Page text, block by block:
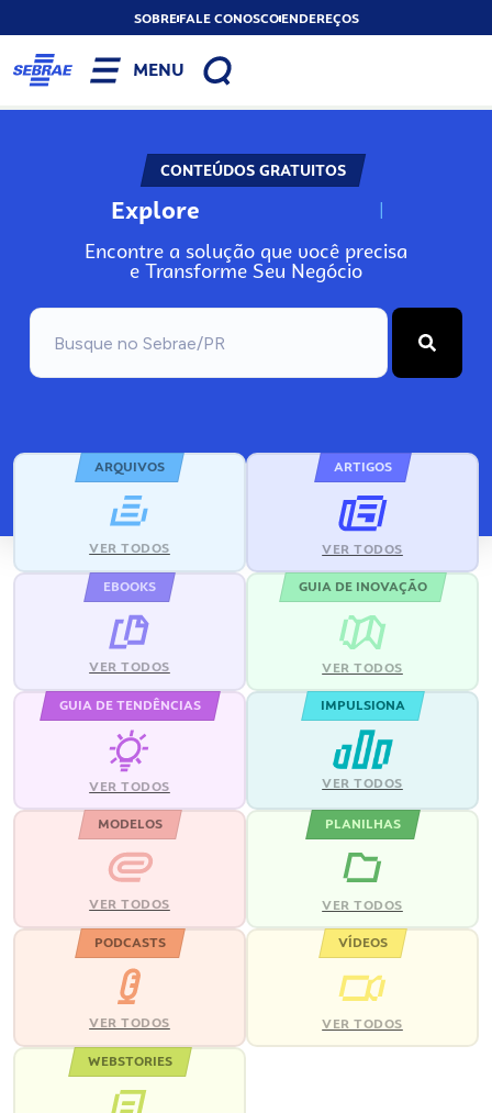
SOBREFALE CONOSCOENDEREÇOS
MENU
CONTEÚDOS GRATUITOS
Explore N
Encontre a solução que você precisa
e Transforme Seu Negócio
ARQUIVOS
VER TODOS
ARTIGOS
VER TODOS
EBOOKS
VER TODOS
GUIA DE INOVAÇÃO
VER TODOS
GUIA DE TENDÊNCIAS
VER TODOS
IMPULSIONA
VER TODOS
MODELOS
VER TODOS
PLANILHAS
VER TODOS
PODCASTS
VER TODOS
VÍDEOS
VER TODOS
WEBSTORIES